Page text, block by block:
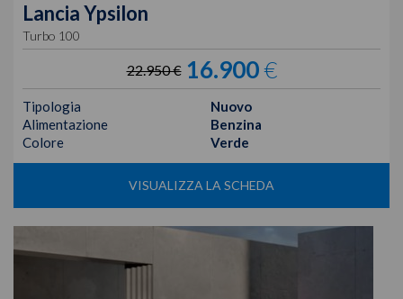
LanciaYpsilon
Turbo 100
22.950 € 16.900€
Tipologia
Nuovo
Alimentazione
Benzina
Colore
Verde
VISUALIZZA LA SCHEDA